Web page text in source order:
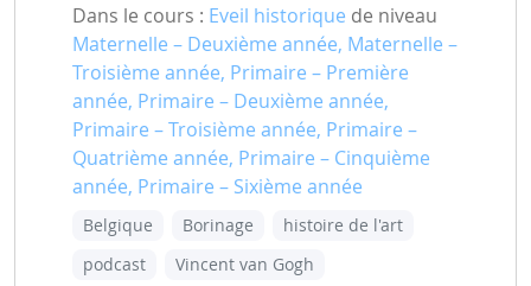
Dans le cours : Eveil historique de niveau
Maternelle – Deuxième année, Maternelle –
Troisième année, Primaire – Première
année, Primaire – Deuxième année,
Primaire – Troisième année, Primaire –
Quatrième année, Primaire – Cinquième
année, Primaire – Sixième année
Belgique Borinage
histoire de l'art
podcast
Vincent van Gogh